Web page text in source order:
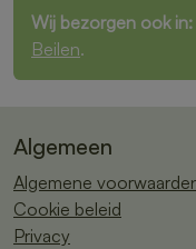
Wij bezorgen ook in:
Beilen.
Algemeen
Algemene
Cookie beleid
Privacy